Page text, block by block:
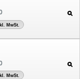
MwSt.
MwSt.